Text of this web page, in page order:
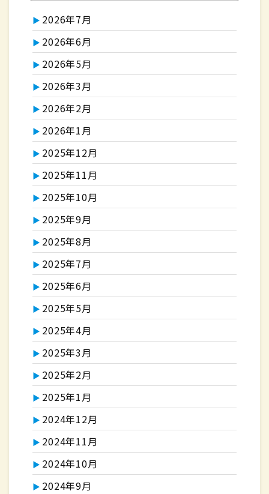
2026年7月
2026年6月
2026年5月
2026年3月
2026年2月
2026年1月
2025年12月
2025年11月
2025年10月
2025年9月
2025年8月
2025年7月
2025年6月
2025年5月
2025年4月
2025年3月
2025年2月
2025年1月
2024年12月
2024年11月
2024年10月
2024年9月